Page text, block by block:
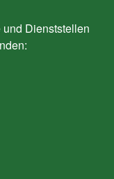
Dienststellen